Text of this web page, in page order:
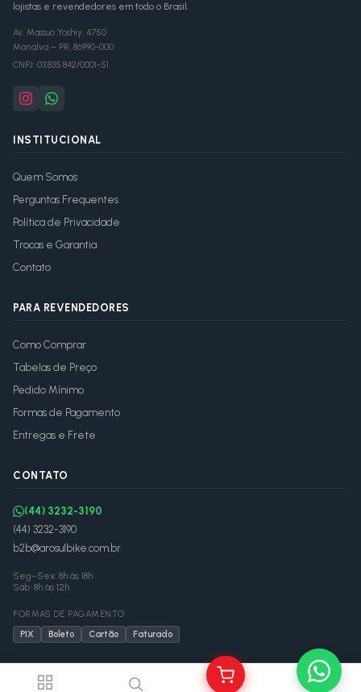
lojistas e revendedores em todo o Brasil.
Av. Massuo Yoshiy, 4750
Marialva – PR, 86990-000
CNPJ: 03.835.842/0001-51
INSTITUCIONAL
Quem Somos
Perguntas Frequentes
Política de Privacidade
Trocas e Garantia
Contato
PARA REVENDEDORES
Como Comprar
Tabelas de Preço
Pedido Mínimo
Formas de Pagamento
Entregas e Frete
CONTATO
(44) 3232-3190
(44) 3232-3190
b2b@arosulbike.com.br
Seg–Sex: 8h às 18h
Sáb: 8h às 12h
FORMAS DE PAGAMENTO
PIX
Boleto Cartão Faturado
Arosul Bike Distribuidora — CNPJ 03.835.842/0001-51